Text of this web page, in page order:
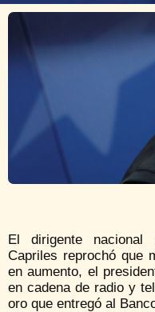
El dirigente nacional
Capriles reprochó que
en aumento, el
en cadena de radio y
oro que entregó al